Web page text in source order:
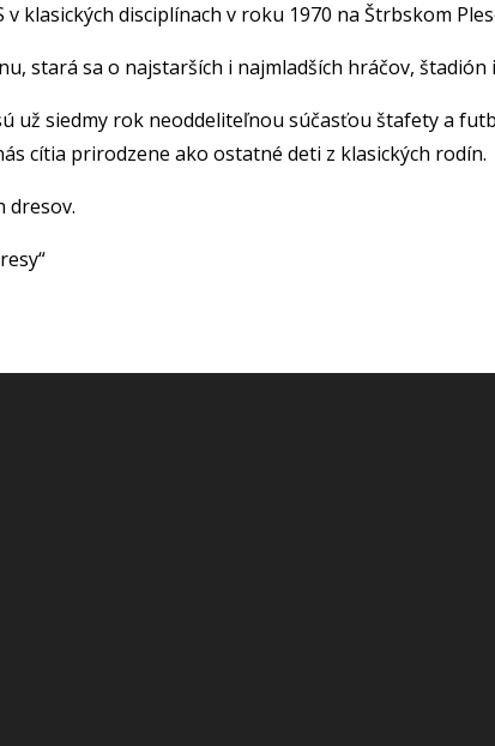
klasických disciplínach v roku 1970 na Štrbskom
stará sa o najstarších i najmladších hráčov, štadión
už siedmy rok neoddeliteľnou súčasťou štafety a
cítia prirodzene ako ostatné deti z klasických rodín.
dresov.